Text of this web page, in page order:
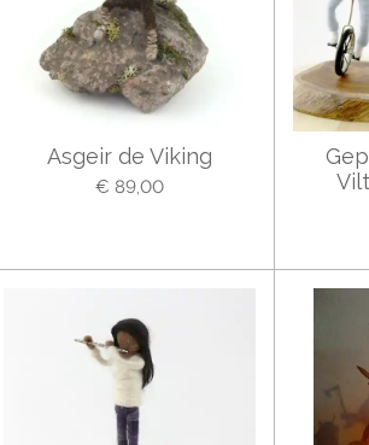
Asgeir de Viking
€ 89,00